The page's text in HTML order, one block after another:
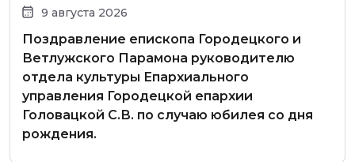
9 августа 2026
Поздравление епископа Городецкого и
Ветлужского Парамона руководителю
отдела культуры Епархиального
управления Городецкой епархии
Головацкой С.В. по случаю юбилея со дня
рождения.